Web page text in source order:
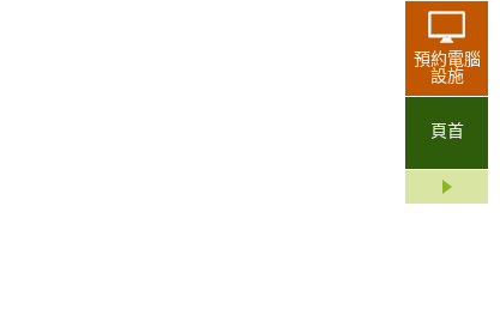
預約電腦
設施
頁首